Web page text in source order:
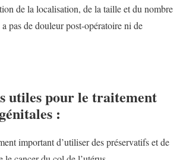
de la localisation, de la taille et du nombre
pas de douleur post-opératoire ni de
utiles pour le traitement
:
important d’utiliser des préservatifs et de